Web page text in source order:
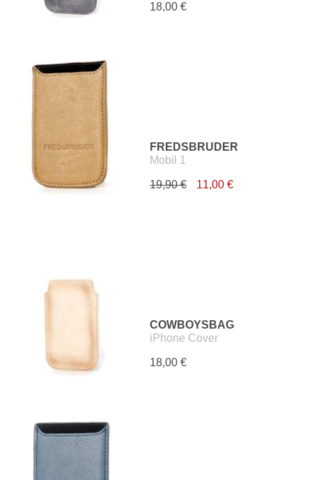
18,00 €
FREDSBRUDER
Mobil 1
19,90 € 11,00 €
COWBOYSBAG
iPhone Cover
18,00 €